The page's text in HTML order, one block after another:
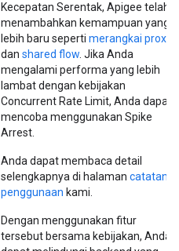
Kecepatan Serentak, Apigee telah
menambahkan kemampuan yang
lebih baru seperti merangkai proxy
dan shared flow . Jika Anda
mengalami performa yang lebih
lambat dengan kebijakan
Concurrent Rate Limit, Anda dapat
mencoba menggunakan Spike
Arrest.
Anda dapat membaca detail
selengkapnya di halaman catatan
penggunaan kami.
Dengan menggunakan fitur
tersebut bersama kebijakan, Anda